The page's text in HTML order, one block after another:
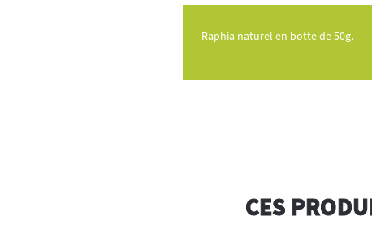
Raphia naturel en botte de 50g.
CES